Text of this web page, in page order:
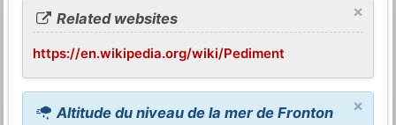
×
Related websites
https://en.wikipedia.org/wiki/Pediment
×
Altitude du niveau de la mer de Fronton